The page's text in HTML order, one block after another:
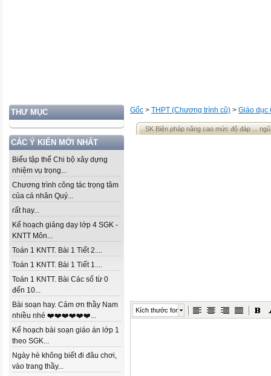
THƯ MỤC
CÁC Ý KIẾN MỚI NHẤT
Biểu tập thể Chi bộ xây dựng
nhiệm vụ trọng...
Chương trình công tác trọng tâm
của cá nhân Quý...
rất hay...
Kế hoạch giảng dạy lớp 4 SGK -
KNTT Môn...
Toán 1 KNTT. Bài 1 Tiết 2....
Toán 1 KNTT. Bài 1 Tiết 1....
Toán 1 KNTT. Bài Các số từ 0
đến 10...
Bài soạn hay. Cảm ơn thầy Nam
nhiều nhé ❤️❤️❤️❤️❤️❤️...
Kế hoạch bài soạn giáo án lớp 1
theo SGK...
Ngày hè không biết đi đâu chơi,
vào trang thầy...
Gốc > THPT (Chương trình cũ) > Giáo dục
SK Biện pháp nâng cao mức độ đáp ...
Kích thước font